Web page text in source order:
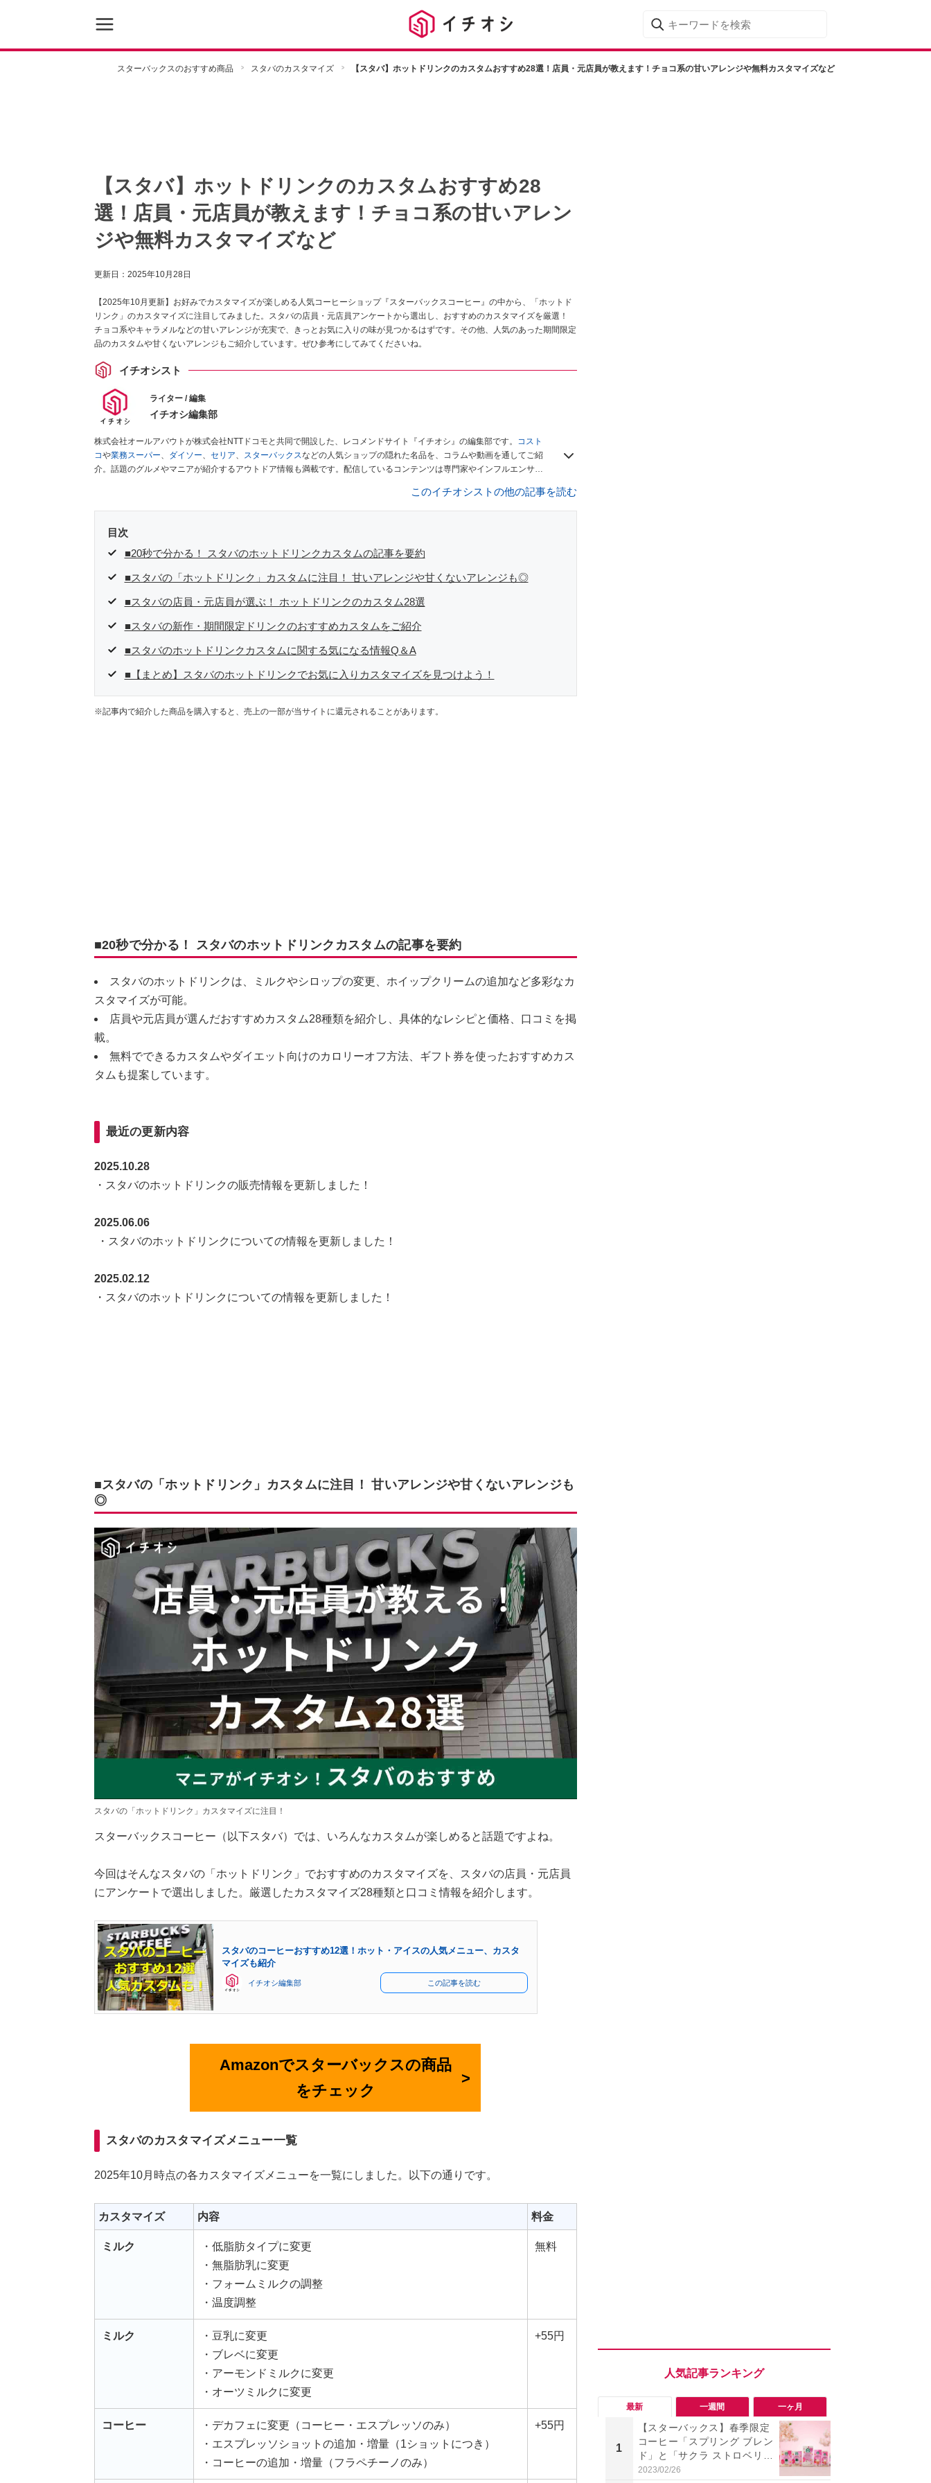
スターバックスのおすすめ商品 スタバのカスタマイズ 【スタバ】ホットドリンクのカスタムおすすめ28選！店員・元店員が教えます！チョコ系の甘いアレンジや無料カスタマイズなど
【スタバ】ホットドリンクのカスタムおすすめ28
選！店員・元店員が教えます！チョコ系の甘いアレン
ジや無料カスタマイズなど
更新日： 2025年10月28日
【2025年10月更新】お好みでカスタマイズが楽しめる人気コーヒーショップ『スターバックスコーヒー』の中から、「ホットド
リンク」のカスタマイズに注目してみました。スタバの店員・元店員アンケートから選出し、おすすめのカスタマイズを厳選！
チョコ系やキャラメルなどの甘いアレンジが充実で、きっとお気に入りの味が見つかるはずです。その他、人気のあった期間限定
品のカスタムや甘くないアレンジもご紹介しています。ぜひ参考にしてみてくださいね。
イチオシスト
ライター / 編集
イチオシ編集部
株式会社オールアバウトが株式会社NTTドコモと共同で開設した、レコメンドサイト『イチオシ』の編集部です。
コスト
コや業務スーパー、 ダイソー、 セリア、 スターバックスなどの人気ショップの隠れた名品を、コラムや動画を通してご紹
介。話題のグルメやマニアが紹介するアウトドア情報も満載です。配信しているコンテンツは専門家やインフルエンサー
このイチオシストの他の記事を読む
目次
■20秒で分かる！ スタバのホットドリンクカスタムの記事を要約
■スタバの「ホットドリンク」カスタムに注目！ 甘いアレンジや甘くないアレンジも◎
■スタバの店員・元店員が選ぶ！ ホットドリンクのカスタム28選
■スタバの新作・期間限定ドリンクのおすすめカスタムをご紹介
■スタバのホットドリンクカスタムに関する気になる情報Q＆A
■【まとめ】スタバのホットドリンクでお気に入りカスタマイズを見つけよう！
※記事内で紹介した商品を購入すると、売上の一部が当サイトに還元されることがあります。
■20秒で分かる！ スタバのホットドリンクカスタムの記事を要約
スタバのホットドリンクは、ミルクやシロップの変更、ホイップクリームの追加など多彩なカ
スタマイズが可能。
店員や元店員が選んだおすすめカスタム28種類を紹介し、具体的なレシピと価格、口コミを掲
載。
無料でできるカスタムやダイエット向けのカロリーオフ方法、ギフト券を使ったおすすめカス
タムも提案しています。
最近の更新内容
2025.10.28
・スタバのホットドリンクの販売情報を更新しました！
2025.06.06
・スタバのホットドリンクについての情報を更新しました！
2025.02.12
・スタバのホットドリンクについての情報を更新しました！
■スタバの「ホットドリンク」カスタムに注目！ 甘いアレンジや甘くないアレンジも
◎
スタバの「ホットドリンク」カスタマイズに注目！
スターバックスコーヒー（以下スタバ）では、いろんなカスタムが楽しめると話題ですよね。
今回はそんなスタバの「ホットドリンク」でおすすめのカスタマイズを、スタバの店員・元店員
にアンケートで選出しました。厳選したカスタマイズ28種類と口コミ情報を紹介します。
スタバのコーヒーおすすめ12選！ホット・アイスの人気メニュー、カスタ
マイズも紹介
イチオシ編集部 この記事を読む
Amazonでスターバックスの商品
をチェック
スタバのカスタマイズメニュー一覧
2025年10月時点の各カスタマイズメニューを一覧にしました。以下の通りです。
カスタマイズ 内容 料金
ミルク
・低脂肪タイプに変更
・無脂肪乳に変更
・フォームミルクの調整
・温度調整
無料
ミルク
・豆乳に変更
・ブレベに変更
・アーモンドミルクに変更
・オーツミルクに変更
+55円
コーヒー
・デカフェに変更（コーヒー・エスプレッソのみ）
・エスプレッソショットの追加・増量（1ショットにつき）
・コーヒーの追加・増量（フラペチーノのみ）
+55円
最新 一週間 一ヶ月
1
【スターバックス】春季限定
コーヒー「スプリング ブレン
ド」と「サクラ ストロベリー
ラテ」が2/15～新発売！
2023/02/26